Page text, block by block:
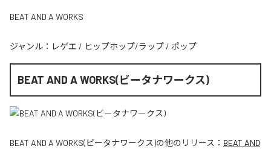
BEAT AND A WORKS
ジャンル： レゲエ / ヒップホップ/ラップ / ポップ
BEAT AND A WORKS(ビータナワークス)
BEAT AND A WORKS(ビータナワークス)の他のリリース： BEAT AND